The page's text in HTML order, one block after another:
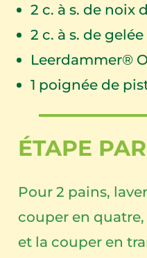
2 c. à s. de noix
2 c. à s. de
Leerdammer®
1 poignée de
ÉTAPE
Pour 2 pains,
couper en
et la couper en